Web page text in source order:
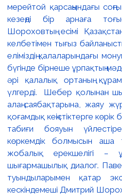
мерейтой қарсаңындағы соңғы
кезеңді бір арнаға
Шороховтың есімі
келбетімен тығыз
еліміздің қалаларындағы
бүгінде бірнеше ұрпақтың
әрі қалалық ортаның
үлгерді. Шебер қолынан
алаң-саябақтарына, жаяу
қоғамдық кеңістіктерге көрік
табиғи бояуын
көркемдік болмысын аша
жобалық ерекшелігі –
шығармашылық диалог.
туындыларымен қатар
кескіндемеші Дмитрий